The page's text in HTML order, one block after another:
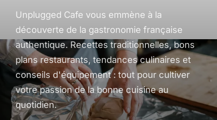
Unplugged Cafe vous emmène à la
découverte de la gastronomie française
authentique. Recettes traditionnelles, bons
plans restaurants, tendances culinaires et
conseils d'équipement : tout pour cultiver
votre passion de la bonne cuisine au
quotidien.